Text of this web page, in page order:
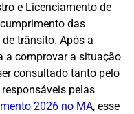
e Licenciamento de
das
trânsito. Após a
a comprovar a situação
consultado tanto pelo
pelas
2026 no MA, esse